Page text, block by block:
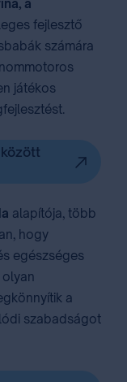
a
fejlesztő
számára
játékos
alapítója​, ​több
hogy
egészséges
a
szabadságot